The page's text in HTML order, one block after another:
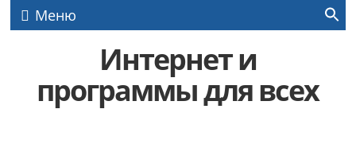
Меню
Интернет и
программы для всех